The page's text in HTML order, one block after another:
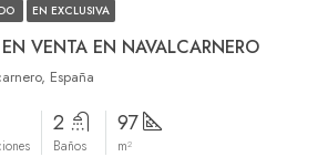
EN EXCLUSIVA
VENTA EN NAVALCARNERO
España
2
Baños
97
m²